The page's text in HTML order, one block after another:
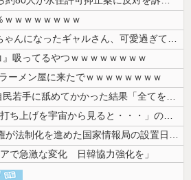
ｗｗｗｗｗｗｗｗ
【画像】 35歳でおばあちゃんになったギャルさん、可愛過ぎて嫉妬不可避...
』吸ってるやつｗｗｗｗｗｗｗｗ
ーメン屋に来たでｗｗｗｗｗｗｗｗ
【仰天】 石破茂さん、自民若手に舐めてかかった結果「全てを失うｗｗｗｗ...
【圧巻映像】「ロケット打ち上げを宇宙から見ると・・・」の動画が衝撃的
（ ´_ゝ`）中国「高市政権が法制化を進めた国家情報局の設置日が7月3...
で急激な変化 日韓協力強化を」